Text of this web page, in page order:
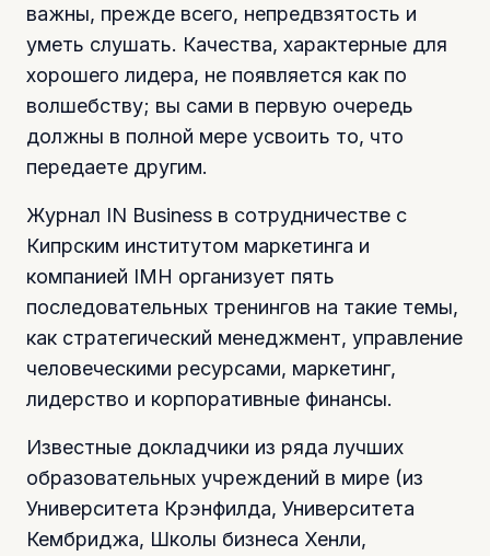
важны, прежде всего, непредвзятость и
уметь слушать. Качества, характерные для
хорошего лидера, не появляется как по
волшебству; вы сами в первую очередь
должны в полной мере усвоить то, что
передаете другим.
Журнал IN Business в сотрудничестве с
Кипрским институтом маркетинга и
компанией IMH организует пять
последовательных тренингов на такие темы,
как стратегический менеджмент, управление
человеческими ресурсами, маркетинг,
лидерство и корпоративные финансы.
Известные докладчики из ряда лучших
образовательных учреждений в мире (из
Университета Крэнфилда, Университета
Кембриджа, Школы бизнеса Хенли,